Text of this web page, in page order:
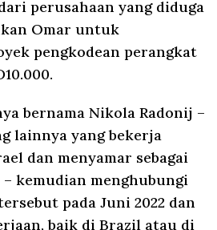
perusahaan yang diduga
Omar untuk
pengkodean perangkat
bernama Nikola Radonij –
lainnya yang bekerja
dan menyamar sebagai
– kemudian menghubungi
pada Juni 2022 dan
baik di Brazil atau di